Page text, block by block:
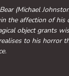
(Michael
the affection of his
object grants
to his horror